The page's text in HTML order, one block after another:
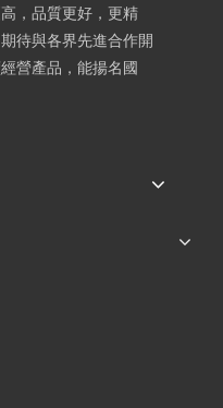
，品質更好，更精
待與各界先進合作開
營產品，能揚名國